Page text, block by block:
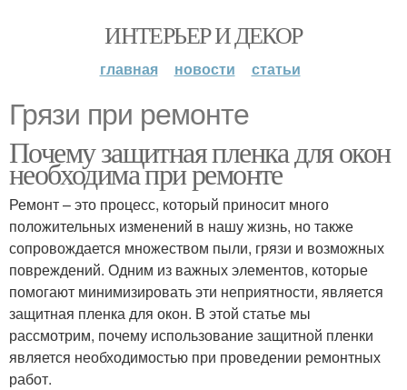
ИНТЕРЬЕР И ДЕКОР
главная новости статьи
Грязи при ремонте
Почему защитная пленка для окон
необходима при ремонте
Ремонт – это процесс, который приносит много
положительных изменений в нашу жизнь, но также
сопровождается множеством пыли, грязи и возможных
повреждений. Одним из важных элементов, которые
помогают минимизировать эти неприятности, является
защитная пленка для окон. В этой статье мы
рассмотрим, почему использование защитной пленки
является необходимостью при проведении ремонтных
работ.